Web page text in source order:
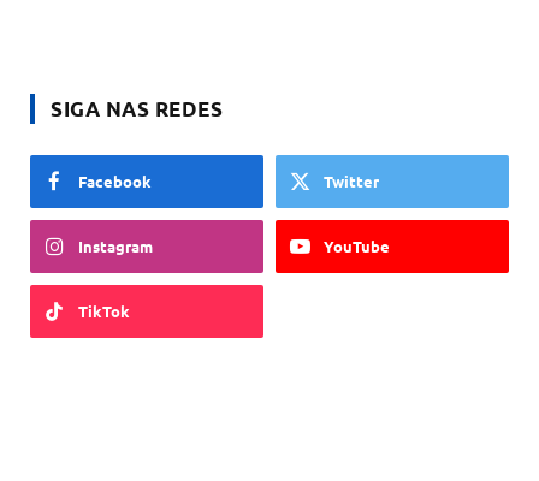
SIGA NAS REDES
Facebook Twitter
Instagram YouTube
TikTok